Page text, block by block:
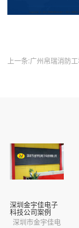
上一条:广州帛瑞消防
深圳金宇佳电子
科技公司案例
深圳市金宇佳电